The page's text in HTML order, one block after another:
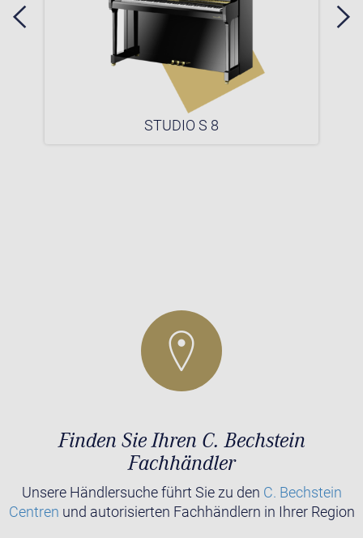
STUDIO S 8
Finden Sie Ihren C. Bechstein
Fachhändler
Unsere Händlersuche führt Sie zu den C. Bechstein
Centren und autorisierten Fachhändlern in Ihrer Region